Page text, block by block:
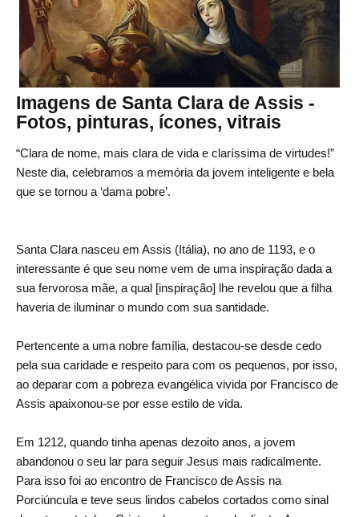
Imagens de Santa Clara de Assis -
Fotos, pinturas, ícones, vitrais
“Clara de nome, mais clara de vida e claríssima de virtudes!”
Neste dia, celebramos a memória da jovem inteligente e bela
que se tornou a ‘dama pobre’.
Santa Clara nasceu em Assis (Itália), no ano de 1193, e o
interessante é que seu nome vem de uma inspiração dada a
sua fervorosa mãe, a qual [inspiração] lhe revelou que a filha
haveria de iluminar o mundo com sua santidade.
Pertencente a uma nobre família, destacou-se desde cedo
pela sua caridade e respeito para com os pequenos, por isso,
ao deparar com a pobreza evangélica vivida por Francisco de
Assis apaixonou-se por esse estilo de vida.
Em 1212, quando tinha apenas dezoito anos, a jovem
abandonou o seu lar para seguir Jesus mais radicalmente.
Para isso foi ao encontro de Francisco de Assis na
Porciúncula e teve seus lindos cabelos cortados como sinal